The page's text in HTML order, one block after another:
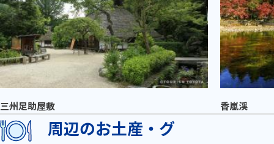
三州足助屋敷 香嵐渓
周辺のお土産・グ